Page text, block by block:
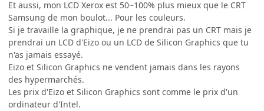
Et aussi, mon LCD Xerox est 50~100% plus mieux que le CRT
Samsung de mon boulot... Pour les couleurs.
Si je travaille la graphique, je ne prendrai pas un CRT mais je
prendrai un LCD d'Eizo ou un LCD de Silicon Graphics que tu
n'as jamais essayé.
Eizo et Silicon Graphics ne vendent jamais dans les rayons
des hypermarchés.
Les prix d'Eizo et Silicon Graphics sont comme le prix d'un
ordinateur d'Intel.